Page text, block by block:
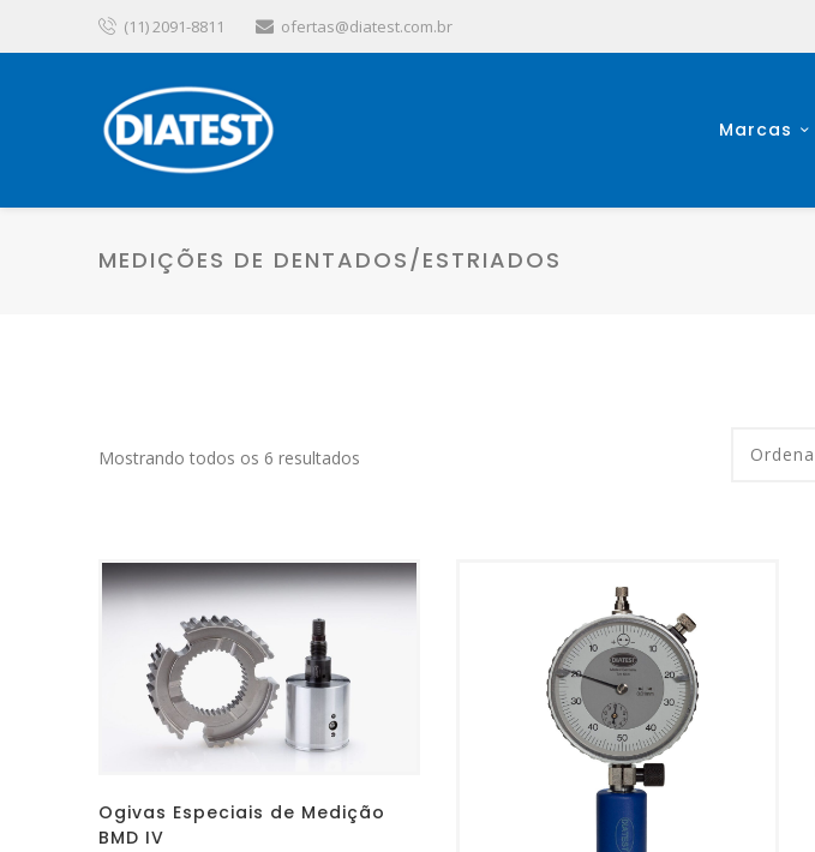
(11) 2091-8811 ofertas@diatest.com.br
Marcas
MEDIÇÕES DE DENTADOS/ESTRIADOS
Mostrando todos os 6 resultados
Ogivas Especiais de Medição
BMD IV